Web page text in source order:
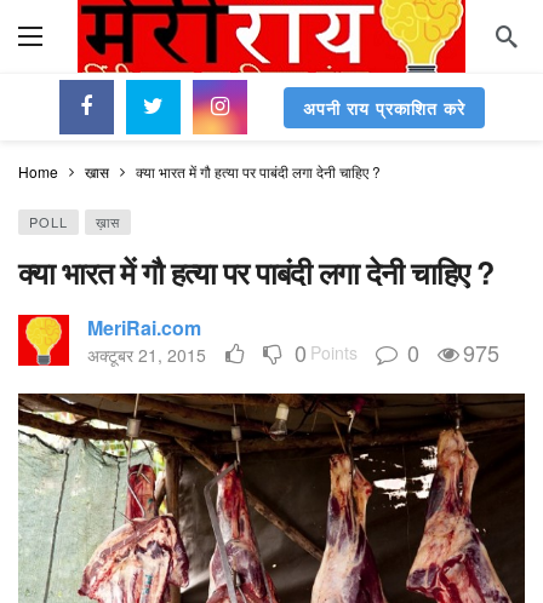
अपनी राय प्रकाशित करे
Home ख़ास क्या भारत में गौ हत्या पर पाबंदी लगा देनी चाहिए ?
POLL ख़ास
क्या भारत में गौ हत्या पर पाबंदी लगा देनी चाहिए ?
MeriRai.com
अक्टूबर 21, 2015 0 Points 0 975